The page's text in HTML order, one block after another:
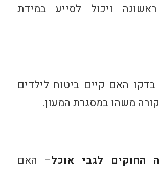
ויכול לסייע במידת
בדקו האם קיים ביטוח לילדים
משהו במסגרת המעון.
החוקים לגבי אוכל– האם